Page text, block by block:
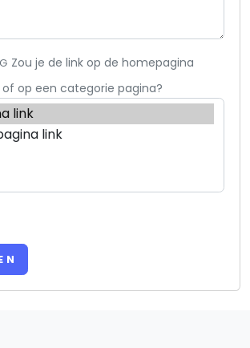
Zou je de link op de homepagina
op een categorie pagina?